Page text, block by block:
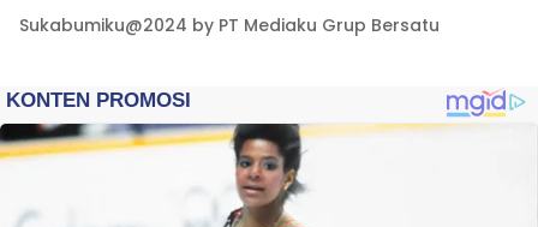
Sukabumiku@2024 by PT Mediaku Grup Bersatu